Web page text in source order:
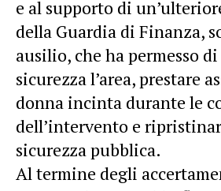
e al supporto di
della Guardia di Finanza,
ausilio, che ha permesso
sicurezza l’area, prestare
donna incinta durante le
dell’intervento e
sicurezza pubblica.
Al termine degli